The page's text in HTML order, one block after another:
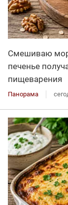
Смешиваю
печенье
пищеварения
Панорама